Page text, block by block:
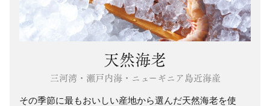
天然海老
三河湾・瀬戸内海・ニューギニア島近海産
その季節に最もおいしい産地から選んだ天然海老を使